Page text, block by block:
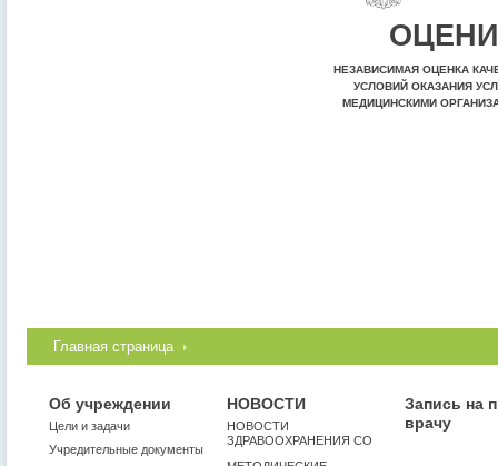
НЕЗАВИСИМАЯ ОЦЕНКА
УСЛОВИЙ ОКАЗАНИЯ
МЕДИЦИНСКИМИ
Главная страница
Об учреждении
Цели и задачи
Учредительные документы
НОВОСТИ
НОВОСТИ
ЗДРАВООХРАНЕНИЯ СО
Запись на
врачу